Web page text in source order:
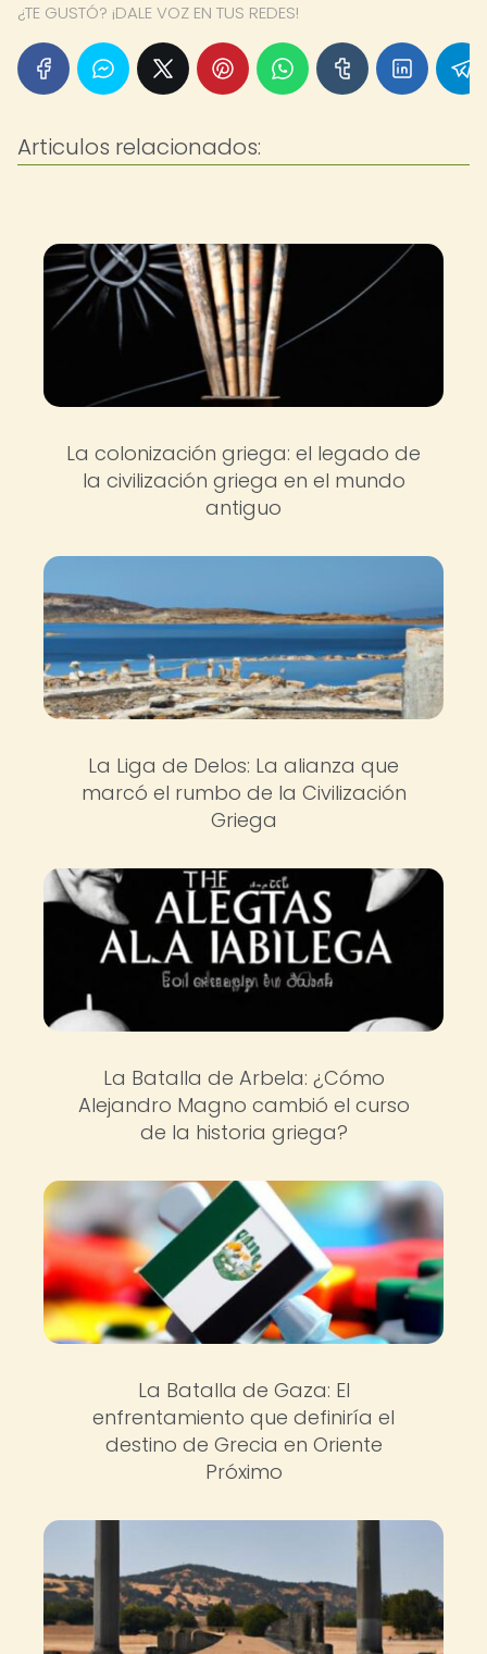
¿TE GUSTÓ? ¡DALE VOZ EN TUS REDES!
Articulos relacionados:
La colonización griega: el legado de
la civilización griega en el mundo
antiguo
La Liga de Delos: La alianza que
marcó el rumbo de la Civilización
Griega
La Batalla de Arbela: ¿Cómo
Alejandro Magno cambió el curso
de la historia griega?
La Batalla de Gaza: El
enfrentamiento que definiría el
destino de Grecia en Oriente
Próximo